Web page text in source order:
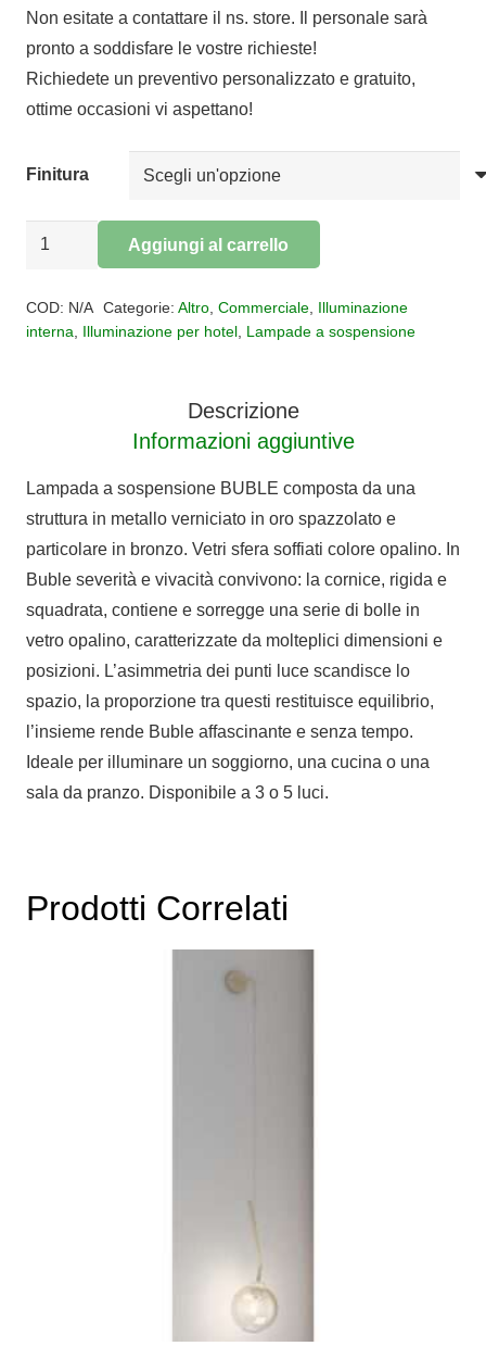
originale
era:
€452,00.
attuale
è:
€370,64.
Non esitate a contattare il ns. store. Il personale sarà
pronto a soddisfare le vostre richieste!
Richiedete un preventivo personalizzato e gratuito,
ottime occasioni vi aspettano!
Finitura
Sospensione
BUBLE
Aggiungi al carrello
COD: N/A Categorie: Altro, Commerciale, Illuminazione
interna
Illuminazione per hotel Lampade a sospensione
Descrizione
Informazioni aggiuntive
Lampada a sospensione BUBLE composta da una
struttura in metallo verniciato in oro spazzolato e
particolare in bronzo. Vetri sfera soffiati colore opalino. In
Buble severità e vivacità convivono: la cornice, rigida e
squadrata, contiene e sorregge una serie di bolle in
vetro opalino, caratterizzate da molteplici dimensioni e
posizioni. L’asimmetria dei punti luce scandisce lo
spazio, la proporzione tra questi restituisce equilibrio,
l’insieme rende Buble affascinante e senza tempo.
Ideale per illuminare un soggiorno, una cucina o una
sala da pranzo. Disponibile a 3 o 5 luci.
Prodotti Correlati